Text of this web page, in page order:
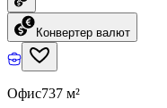
Конвертер валют
Офис737 м²